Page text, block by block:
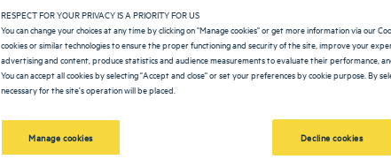
Hoteles en Abu
RESPECT FOR YOUR PRIVACY IS A PRIORITY FOR US
You can change your choices at any time by clicking on "Manage cookies" or get more information via our
cookies or similar technologies to ensure the proper functioning and security of the site, improve your
advertising and content, produce statistics and audience measurements to evaluate their performance,
You can accept all cookies by selecting "Accept and close" or set your preferences by cookie purpose. By
necessary for the site's operation will be placed.
Manage cookies Decline cookies